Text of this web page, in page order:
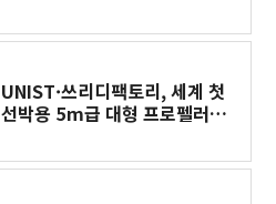
UNIST·쓰리디팩토리, 세계 첫
선박용 5m급 대형 프로펠러